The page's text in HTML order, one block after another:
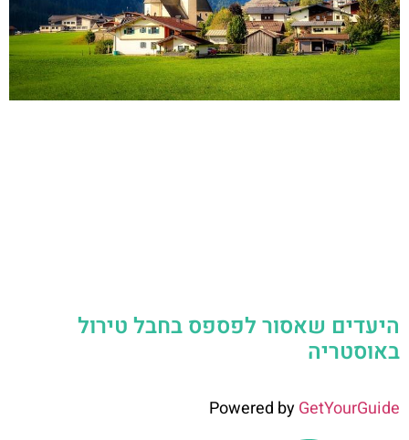
היעדים שאסור לפספס בחבל טירול
באוסטריה
Powered byGetYourGuide